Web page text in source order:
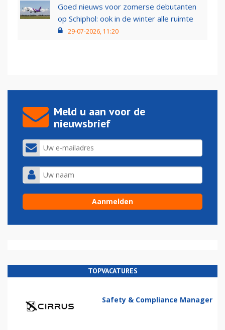
Goed nieuws voor zomerse debutanten
op Schiphol: ook in de winter alle ruimte
29-07-2026, 11:20
Meld u aan voor de
nieuwsbrief
TOPVACATURES
Safety & Compliance Manager